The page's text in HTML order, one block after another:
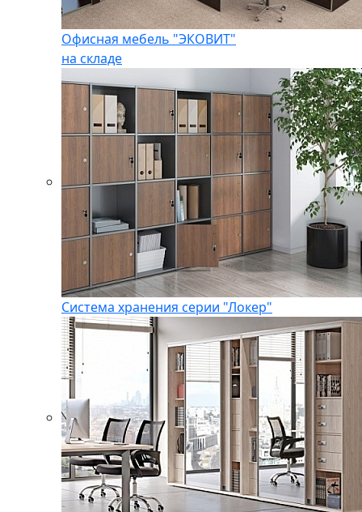
Офисная мебель "ЭКОВИТ"
на складе
Система хранения серии "Локер"